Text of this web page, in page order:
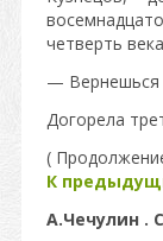
четверть
— Вернешься
Догорела
(
К
А.Чечулин .